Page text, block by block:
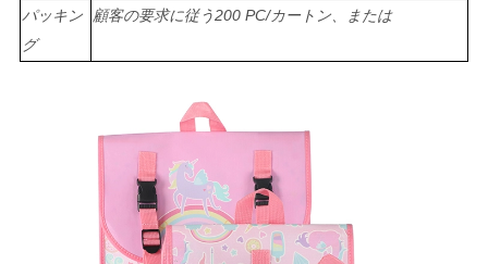
PRIVACY
POLICY
パッキン
グ
顧客の要求に従う200 PC/カートン、または